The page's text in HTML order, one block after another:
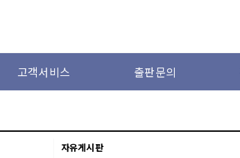
고객서비스 출판문의
자유게시판